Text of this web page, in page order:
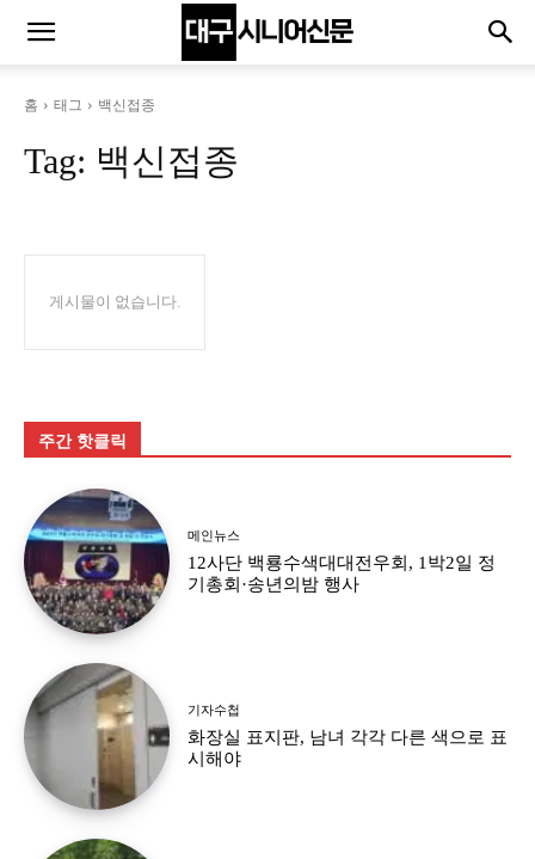
홈 태그 백신접종
Tag: 백신접종
게시물이 없습니다.
주간 핫클릭
메인뉴스
12사단 백룡수색대대전우회, 1박2일 정
기총회·송년의밤 행사
기자수첩
화장실 표지판, 남녀 각각 다른 색으로 표
시해야